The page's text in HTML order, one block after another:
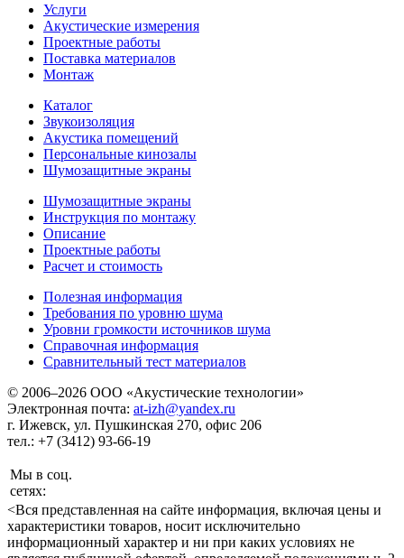
Услуги
Акустические измерения
Проектные работы
Поставка материалов
Монтаж
Каталог
Звукоизоляция
Акустика помещений
Персональные кинозалы
Шумозащитные экраны
Шумозащитные экраны
Инструкция по монтажу
Описание
Проектные работы
Расчет и стоимость
Полезная информация
Требования по уровню шума
Уровни громкости источников шума
Справочная информация
Сравнительный тест материалов
© 2006–2026 ООО «Акустические технологии»
Электронная почта: at-izh@yandex.ru
г. Ижевск, ул. Пушкинская 270, офис 206
тел.: +7 (3412) 93-66-19
Мы в соц.
сетях:
<Вся представленная на сайте информация, включая цены и
характеристики товаров, носит исключительно
информационный характер и ни при каких условиях не